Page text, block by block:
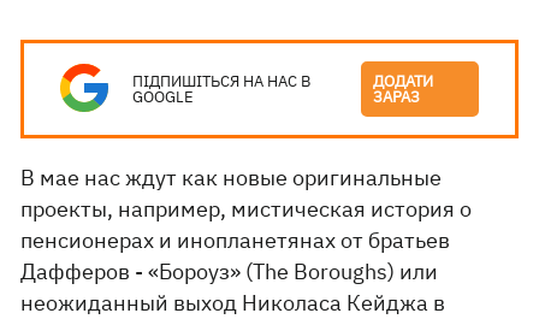
ПІДПИШІТЬСЯ НА НАС В
GOOGLE
ДОДАТИ
ЗАРАЗ
В мае нас ждут как новые оригинальные
проекты, например, мистическая история о
пенсионерах и инопланетянах от братьев
Дафферов - «Бороуз» (The Boroughs) или
неожиданный выход Николаса Кейджа в